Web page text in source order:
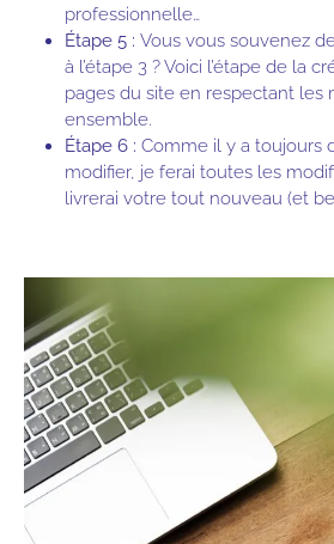
professionnelle…
Étape 5 : Vous vous souvenez
à l’étape 3 ? Voici l’étape de la
pages du site en respectant les
ensemble.
Étape 6 : Comme il y a toujours
modifier, je ferai toutes les
livrerai votre tout nouveau (et